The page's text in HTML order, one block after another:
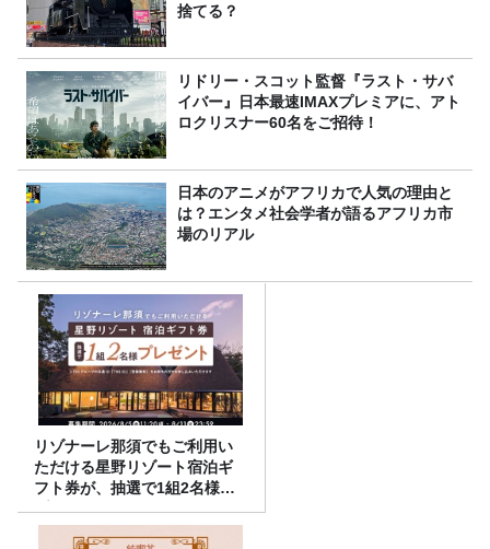
捨てる？
リドリー・スコット監督『ラスト・サバ
イバー』日本最速IMAXプレミアに、アト
ロクリスナー60名をご招待！
日本のアニメがアフリカで人気の理由と
は？エンタメ社会学者が語るアフリカ市
場のリアル
リゾナーレ那須でもご利用い
ただける星野リゾート宿泊ギ
フト券が、抽選で1組2名様に
プレゼント！